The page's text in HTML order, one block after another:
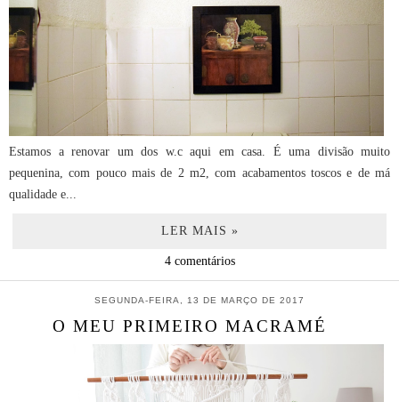
Estamos a renovar um dos w.c aqui em casa. É uma divisão muito
pequenina, com pouco mais de 2 m2, com acabamentos toscos e de má
qualidade e...
LER MAIS »
4 comentários
SEGUNDA-FEIRA, 13 DE MARÇO DE 2017
O MEU PRIMEIRO MACRAMÉ